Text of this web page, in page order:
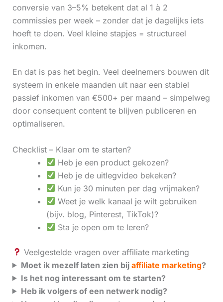
conversie van 3–5% betekent dat al 1 à 2
commissies per week – zonder dat je dagelijks iets
hoeft te doen. Veel kleine stapjes = structureel
inkomen.
En dat is pas het begin. Veel deelnemers bouwen dit
systeem in enkele maanden uit naar een stabiel
passief inkomen van €500+ per maand – simpelweg
door consequent content te blijven publiceren en
optimaliseren.
Checklist – Klaar om te starten?
Heb je een product gekozen?
Heb je de uitlegvideo bekeken?
Kun je 30 minuten per dag vrijmaken?
Weet je welk kanaal je wilt gebruiken
(bijv. blog, Pinterest, TikTok)?
Sta je open om te leren?
Veelgestelde vragen over affiliate marketing
Moet ik mezelf laten zien bij affiliate marketing?
Is het nog interessant om te starten?
Heb ik volgers of een netwerk nodig?